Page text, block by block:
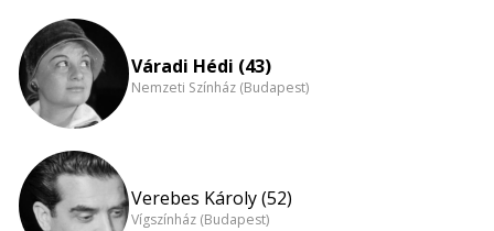
Váradi Hédi (43)
Nemzeti Színház (Budapest)
Verebes Károly (52)
Vígszínház (Budapest)